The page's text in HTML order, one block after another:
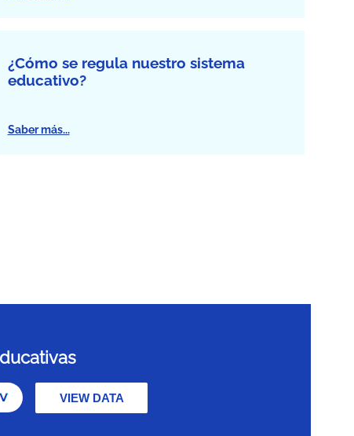
¿Cómo se regula nuestro sistema
educativo?
Saber más...